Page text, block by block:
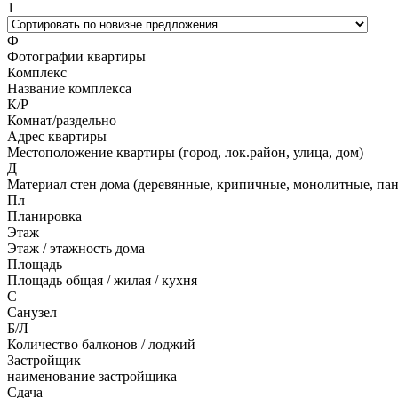
1
Ф
Фотографии квартиры
Комплекс
Название комплекса
К/Р
Комнат/раздельно
Адрес квартиры
Местоположение квартиры (город, лок.район, улица, дом)
Д
Материал стен дома (деревянные, крипичные, монолитные,
Пл
Планировка
Этаж
Этаж / этажность дома
Площадь
Площадь общая / жилая / кухня
C
Санузел
Б/Л
Количество балконов / лоджий
Застройщик
наименование застройщика
Сдача